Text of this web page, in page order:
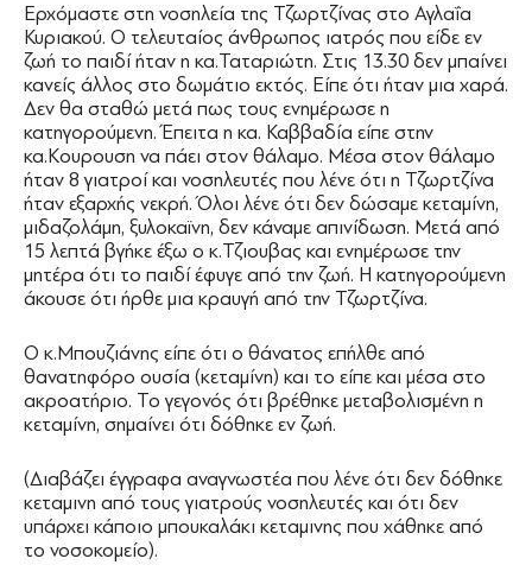
Ερχόμαστε στη νοσηλεία της Τζωρτζίνας στο Αγλαΐα
Κυριακού. Ο τελευταίος άνθρωπος ιατρός που είδε εν
ζωή το παιδί ήταν η κα.Ταταριώτη. Στις 13.30 δεν μπαίνει
κανείς άλλος στο δωμάτιο εκτός. Είπε ότι ήταν μια χαρά.
Δεν θα σταθώ μετά πως τους ενημέρωσε η
κατηγορούμενη. Έπειτα η κα. Καββαδία είπε στην
κα.Κουρουση να πάει στον θάλαμο. Μέσα στον θάλαμο
ήταν 8 γιατροί και νοσηλευτές που λένε ότι η Τζωρτζίνα
ήταν εξαρχής νεκρή. Όλοι λένε ότι δεν δώσαμε κεταμίνη,
μιδαζολάμη, ξυλοκαϊνη, δεν κάναμε απινίδωση. Μετά από
15 λεπτά βγήκε έξω ο κ.Τζιουβας και ενημέρωσε την
μητέρα ότι το παιδί έφυγε από την ζωή. Η κατηγορούμενη
άκουσε ότι ήρθε μια κραυγή από την Τζωρτζίνα.
Ο κ.Μπουζιάνης είπε ότι ο θάνατος επήλθε από
θανατηφόρο ουσία (κεταμίνη) και το είπε και μέσα στο
ακροατήριο. Το γεγονός ότι βρέθηκε μεταβολισμένη η
κεταμίνη, σημαίνει ότι δόθηκε εν ζωή.
(Διαβάζει έγγραφα αναγνωστέα που λένε ότι δεν δόθηκε
κεταμινη από τους γιατρούς νοσηλευτές και ότι δεν
υπάρχει κάποιο μπουκαλάκι κεταμινης που χάθηκε από
το νοσοκομείο).